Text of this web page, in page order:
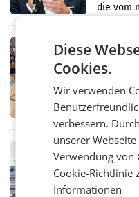
die vom
RETAIL
Bipa
Bereits
Kids“.
Monaten
RETAIL
erstes
Der
Diese
Cookies.
Wir verwenden
verbessern.
unserer
Verwendung von
Cookie-Richtlinie
Informationen